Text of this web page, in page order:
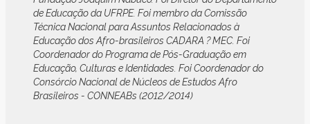
de Educação da UFRPE. Foi membro da Comissão
Técnica Nacional para Assuntos Relacionados à
Educação dos Afro-brasileiros CADARA ? MEC. Foi
Coordenador do Programa de Pós-Graduação em
Educação, Culturas e Identidades. Foi Coordenador do
Consórcio Nacional de Núcleos de Estudos Afro
Brasileiros - CONNEABs (2012/2014)